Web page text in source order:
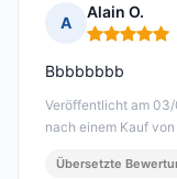
A
Alain O.
Hinweis: 5
Veröffentlicht am
nach einem Kauf
Bbbbbbbb
Übersetzte